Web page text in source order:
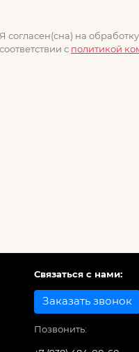
Я согласен(сна) на
соответствии с политикой
Связаться с нами:
Заказать звонок
Позвонить: